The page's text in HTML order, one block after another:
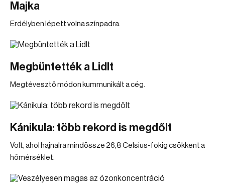
Majka
Erdélyben lépett volna színpadra.
Megbüntették a Lidlt
Megtévesztő módon kummunikált a cég.
Kánikula: több rekord is megdőlt
Volt, ahol hajnalra mindössze 26,8 Celsius-fokig csökkent a
hőmérséklet.